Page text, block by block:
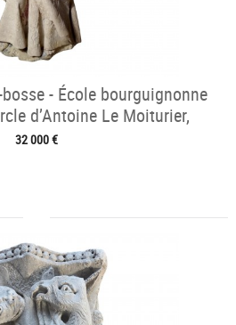
- École bourguignonne
d’Antoine Le Moiturier,
32 000 €